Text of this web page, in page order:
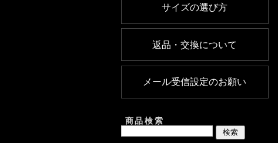
サイズの選び方
返品・交換について
メール受信設定のお願い
商品検索